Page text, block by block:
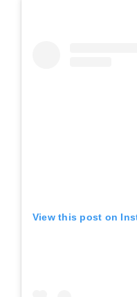
View this post on